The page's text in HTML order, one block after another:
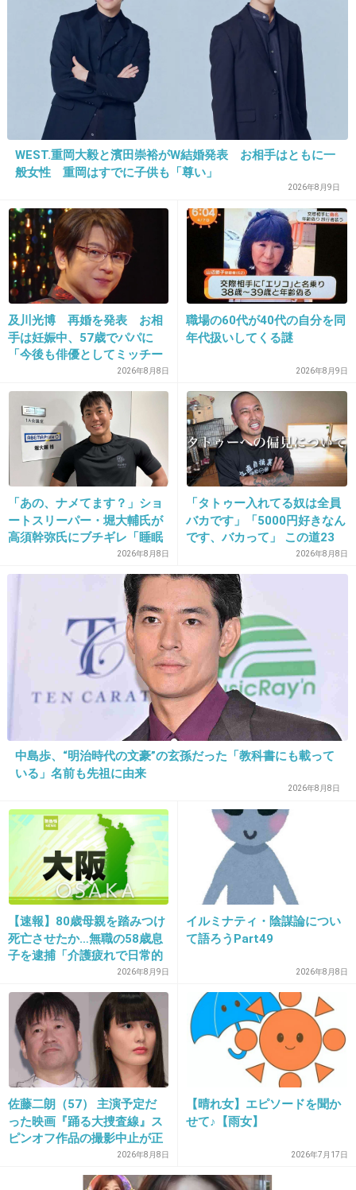
2013/08/01(木) 23:30:37
1さん！
私もイッタラ好きです！前にフィンランドに行
った時に、半額以下で買いました(o^^o)
+65 -7
27. 匿名 2013/08/01(木) 23:30:39
食器ブランドというのか分かりませんが、
有田焼の食器が好きです。
ゴールデンウィークの有田の陶器市にいくと、
値段はピンキリですが、可愛いもの、渋いもの
たくさんあります。
和食にも洋食にもいいです。
+93
2013/08/01(木) 23:30:39
山崎パンの白いお皿
丈夫で使いやすい♪
-24
2013/08/01(木) 23:30:42
ひとり暮らしですが
100均さんにいつもお世話になってます♪
+47 -20
セリア‼安くてシンプル可愛いから、色々揃え
てもお買い得〜♪
+35
31. 匿名2013/08/01(木) 23:30:50
あまり知られてないかもしれないけど、
HASAMIという日本製の食器が大好き！色がか
わいい！
-1
32. 匿名2013/08/01(木) 23:32:34
アフタヌーンティー
+71
WEST.重岡大毅と濱田崇裕がW結婚発表 お相手はともに一
般女性 重岡はすでに子供も「尊い」
2026年8月9日
及川光博 再婚を発表 お相
手は妊娠中、57歳でパパに
「今後も俳優としてミッチー
2026年8月8日
職場の60代が40代の自分を同
年代扱いしてくる謎
2026年8月9日
「あの、ナメてます？」ショ
ートスリーパー・堀大輔氏が
高須幹弥氏にブチギレ「睡眠
不足の人＝キレやすい」SNS
で物議
2026年8月8日
「タトゥー入れてる奴は全員
バカです」「5000円好きなん
です、バカって」 この道23
年の彫り師YouTuberの動画
が話題
2026年8月8日
中島歩、“明治時代の文豪”の玄孫だった「教科書にも載って
いる」名前も先祖に由来
2026年8月8日
【速報】80歳母親を踏みつけ
死亡させたか…無職の58歳息
子を逮捕「介護疲れで日常的
に暴行」肋骨８本折れ体には
多数の痕 大阪・岬町
2026年8月9日
イルミナティ・陰謀論につい
て語ろうPart49
2026年8月8日
佐藤二朗（57） 主演予定だ
った映画『踊る大捜査線』ス
ピンオフ作品の撮影中止が正
2026年8月8日
【晴れ女】エピソードを聞か
せて♪【雨女】
2026年7月17日